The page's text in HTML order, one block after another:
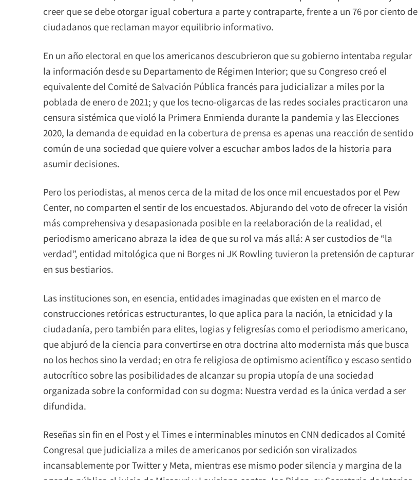
creer que se debe otorgar igual cobertura a parte y contraparte, frente a un 76 por ciento de
ciudadanos que reclaman mayor equilibrio informativo.
En un año electoral en que los americanos descubrieron que su gobierno intentaba regular
la información desde su Departamento de Régimen Interior; que su Congreso creó el
equivalente del Comité de Salvación Pública francés para judicializar a miles por la
poblada de enero de 2021; y que los tecno-oligarcas de las redes sociales practicaron una
censura sistémica que violó la Primera Enmienda durante la pandemia y las Elecciones
2020, la demanda de equidad en la cobertura de prensa es apenas una reacción de sentido
común de una sociedad que quiere volver a escuchar ambos lados de la historia para
asumir decisiones.
Pero los periodistas, al menos cerca de la mitad de los once mil encuestados por el Pew
Center, no comparten el sentir de los encuestados. Abjurando del voto de ofrecer la visión
más comprehensiva y desapasionada posible en la reelaboración de la realidad, el
periodismo americano abraza la idea de que su rol va más allá: A ser custodios de “la
verdad”, entidad mitológica que ni Borges ni JK Rowling tuvieron la pretensión de capturar
en sus bestiarios.
Las instituciones son, en esencia, entidades imaginadas que existen en el marco de
construcciones retóricas estructurantes, lo que aplica para la nación, la etnicidad y la
ciudadanía, pero también para elites, logias y feligresías como el periodismo americano,
que abjuró de la ciencia para convertirse en otra doctrina alto modernista más que busca
no los hechos sino la verdad; en otra fe religiosa de optimismo acientífico y escaso sentido
autocrítico sobre las posibilidades de alcanzar su propia utopía de una sociedad
organizada sobre la conformidad con su dogma: Nuestra verdad es la única verdad a ser
difundida.
Reseñas sin fin en el Post y el Times e interminables minutos en CNN dedicados al Comité
Congresal que judicializa a miles de americanos por sedición son viralizados
incansablemente por Twitter y Meta, mientras ese mismo poder silencia y margina de la